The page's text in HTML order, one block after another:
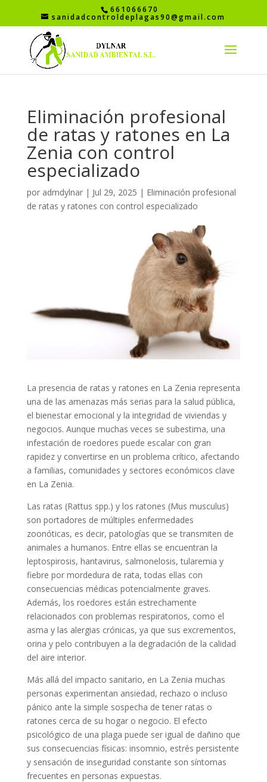
661066670
sanidadcontroldeplagas90@gmail.com
Eliminación profesional
de ratas y ratones en La
Zenia con control
especializado
por admdylnar| Jul 29, 2025 | Eliminación profesional
de ratas y ratones con control especializado
La presencia de ratas y ratones en La Zenia representa
una de las amenazas más serias para la salud pública,
el bienestar emocional y la integridad de viviendas y
negocios. Aunque muchas veces se subestima, una
infestación de roedores puede escalar con gran
rapidez y convertirse en un problema crítico, afectando
a familias, comunidades y sectores económicos clave
en La Zenia.
Las ratas (Rattus spp.) y los ratones (Mus musculus)
son portadores de múltiples enfermedades
zoonóticas, es decir, patologías que se transmiten de
animales a humanos. Entre ellas se encuentran la
leptospirosis, hantavirus, salmonelosis, tularemia y
fiebre por mordedura de rata, todas ellas con
consecuencias médicas potencialmente graves.
Además, los roedores están estrechamente
relacionados con problemas respiratorios, como el
asma y las alergias crónicas, ya que sus excrementos,
orina y pelo contribuyen a la degradación de la calidad
del aire interior.
Más allá del impacto sanitario, en La Zenia muchas
personas experimentan ansiedad, rechazo o incluso
pánico ante la simple sospecha de tener ratas o
ratones cerca de su hogar o negocio. El efecto
psicológico de una plaga puede ser igual de dañino que
sus consecuencias físicas: insomnio, estrés persistente
y sensación de inseguridad constante son síntomas
frecuentes en personas expuestas.